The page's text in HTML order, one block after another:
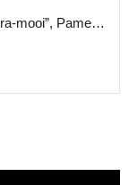
mooi”, Pame…